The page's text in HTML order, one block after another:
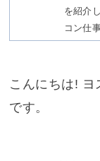
を紹介
コン仕
こんにちは! ヨ
です。